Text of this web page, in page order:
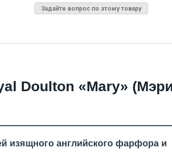
Задайте вопрос по этому товару
Doulton «Mary»
изящного английского фарфора и